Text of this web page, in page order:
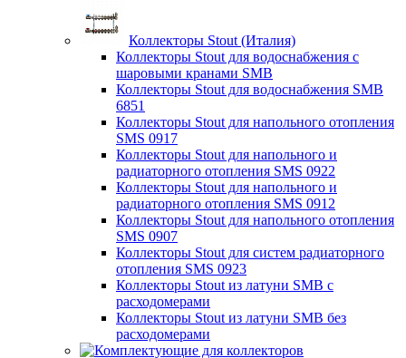
Коллекторы Stout (Италия)
Коллекторы Stout для водоснабжения с
шаровыми кранами SMB
Коллекторы Stout для водоснабжения SMB
6851
Коллекторы Stout для напольного отопления
SMS 0917
Коллекторы Stout для напольного и
радиаторного отопления SMS 0922
Коллекторы Stout для напольного и
радиаторного отопления SMS 0912
Коллекторы Stout для напольного отопления
SMS 0907
Коллекторы Stout для систем радиаторного
отопления SMS 0923
Коллекторы Stout из латуни SMB с
расходомерами
Коллекторы Stout из латуни SMB без
расходомерами